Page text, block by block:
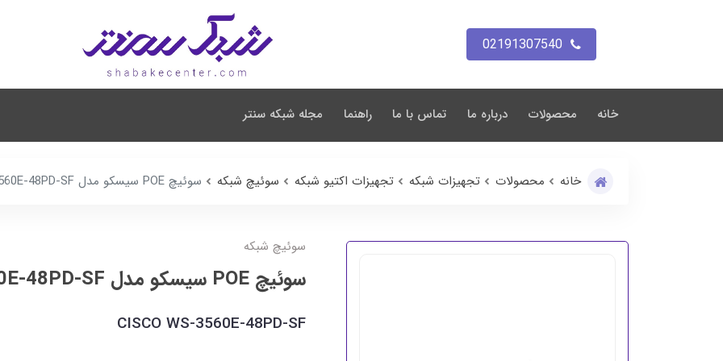
02191307540
خانه محصولات درباره ما تماس با ما راهنما مجله شبکه سنتر
خانه محصولات تجهیزات شبکه تجهیزات اکتیو شبکه سوئیچ شبکه سوئیچ POE سیسکو مدل WS-3560E-48PD-SF
سوئیچ شبکه
سوئیچ POE سیسکو مدل WS-3560E-48PD-SF
CISCO WS-3560E-48PD-SF